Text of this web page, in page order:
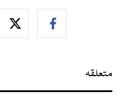
متعلقہ